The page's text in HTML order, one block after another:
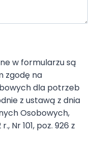
w formularzu są
zgodę na
dla potrzeb
z ustawą z dnia
Osobowych,
Nr 101, poz. 926 z